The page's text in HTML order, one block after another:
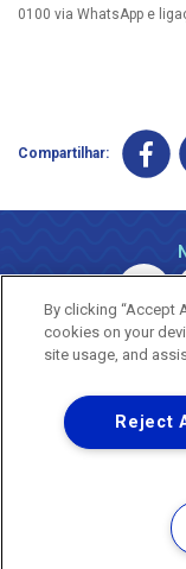
0100 via WhatsApp e
Compartilhar:
Termos
Política
By clicking “Accept
cookies on your
site usage, and
Reject